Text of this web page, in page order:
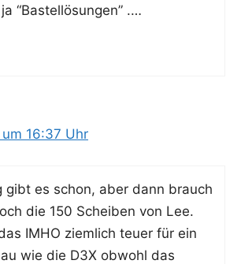
“Bas­tel­lö­sun­gen” .…
16:37 Uhr
gibt es schon, aber dann brauch
die 150 Schei­ben von Lee.
IMHO ziem­lich teu­er für ein
wie die D3X obwohl das